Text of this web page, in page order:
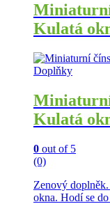
Miniaturní
Kulatá
Doplňky
Miniaturní
Kulatá
0 out of 5
(0)
Zenový
okna. Hodí se